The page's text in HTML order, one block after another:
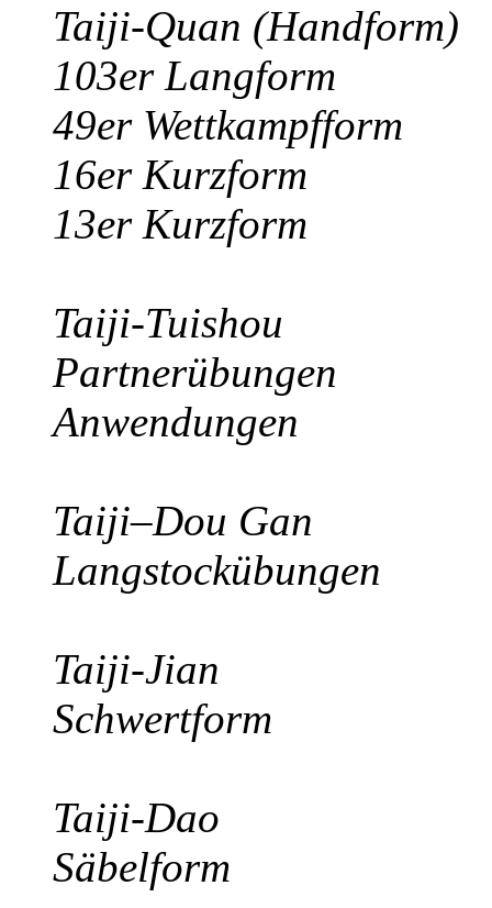
Taiji-Quan (Handform)
103er Langform
49er Wettkampfform
16er Kurzform
13er Kurzform
Taiji-Tuishou
Partnerübungen
Anwendungen
Taiji–Dou Gan
Langstockübungen
Taiji-Jian
Schwertform
Taiji-Dao
Säbelform